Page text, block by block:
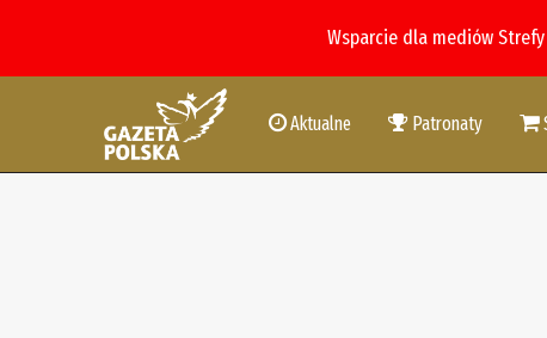
Wsparcie dla mediów
Aktualne Patronaty